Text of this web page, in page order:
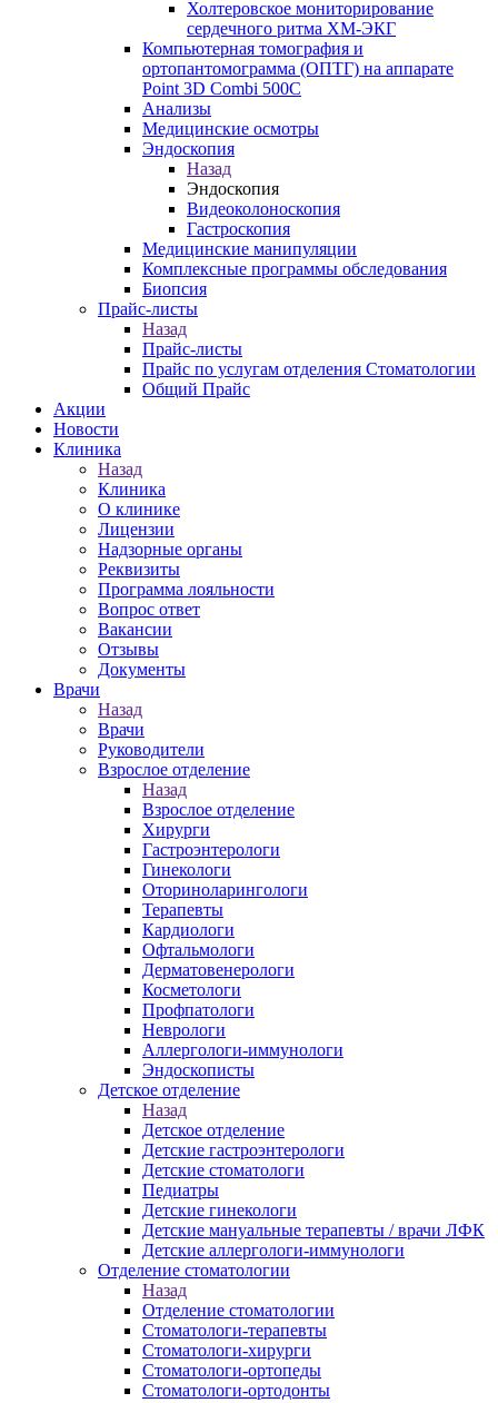
Холтеровское мониторирование
сердечного ритма ХМ-ЭКГ
Компьютерная томография и
ортопантомограмма (ОПТГ) на аппарате
Point 3D Combi 500C
Анализы
Медицинские осмотры
Эндоскопия
Назад
Эндоскопия
Видеоколоноскопия
Гастроскопия
Медицинские манипуляции
Комплексные программы обследования
Биопсия
Прайс-листы
Назад
Прайс-листы
Прайс по услугам отделения Стоматологии
Общий Прайс
Акции
Новости
Клиника
Назад
Клиника
О клинике
Лицензии
Надзорные органы
Реквизиты
Программа лояльности
Вопрос ответ
Вакансии
Отзывы
Документы
Врачи
Назад
Врачи
Руководители
Взрослое отделение
Назад
Взрослое отделение
Хирурги
Гастроэнтерологи
Гинекологи
Оториноларингологи
Терапевты
Кардиологи
Офтальмологи
Дерматовенерологи
Косметологи
Профпатологи
Неврологи
Аллергологи-иммунологи
Эндоскописты
Детское отделение
Назад
Детское отделение
Детские гастроэнтерологи
Детские стоматологи
Педиатры
Детские гинекологи
Детские мануальные терапевты / врачи ЛФК
Детские аллергологи-иммунологи
Отделение стоматологии
Назад
Отделение стоматологии
Стоматологи-терапевты
Стоматологи-хирурги
Стоматологи-ортопеды
Стоматологи-ортодонты